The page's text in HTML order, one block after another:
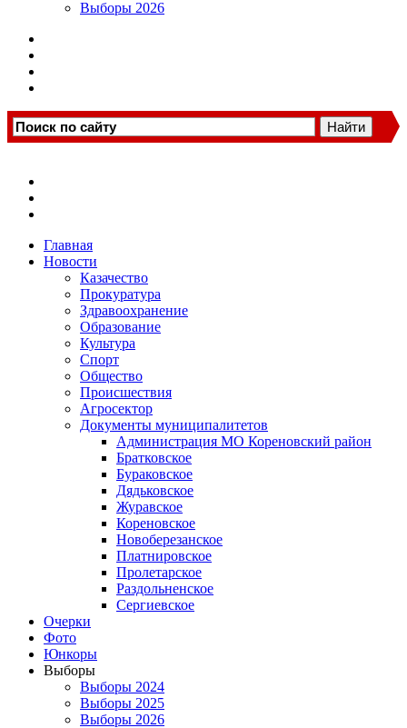
Выборы 2026
Главная
Новости
Казачество
Прокуратура
Здравоохранение
Образование
Культура
Спорт
Общество
Происшествия
Агросектор
Документы муниципалитетов
Администрация МО Кореновский район
Братковское
Бураковское
Дядьковское
Журавское
Кореновское
Новоберезанское
Платнировское
Пролетарское
Раздольненское
Сергиевское
Очерки
Фото
Юнкоры
Выборы
Выборы 2024
Выборы 2025
Выборы 2026